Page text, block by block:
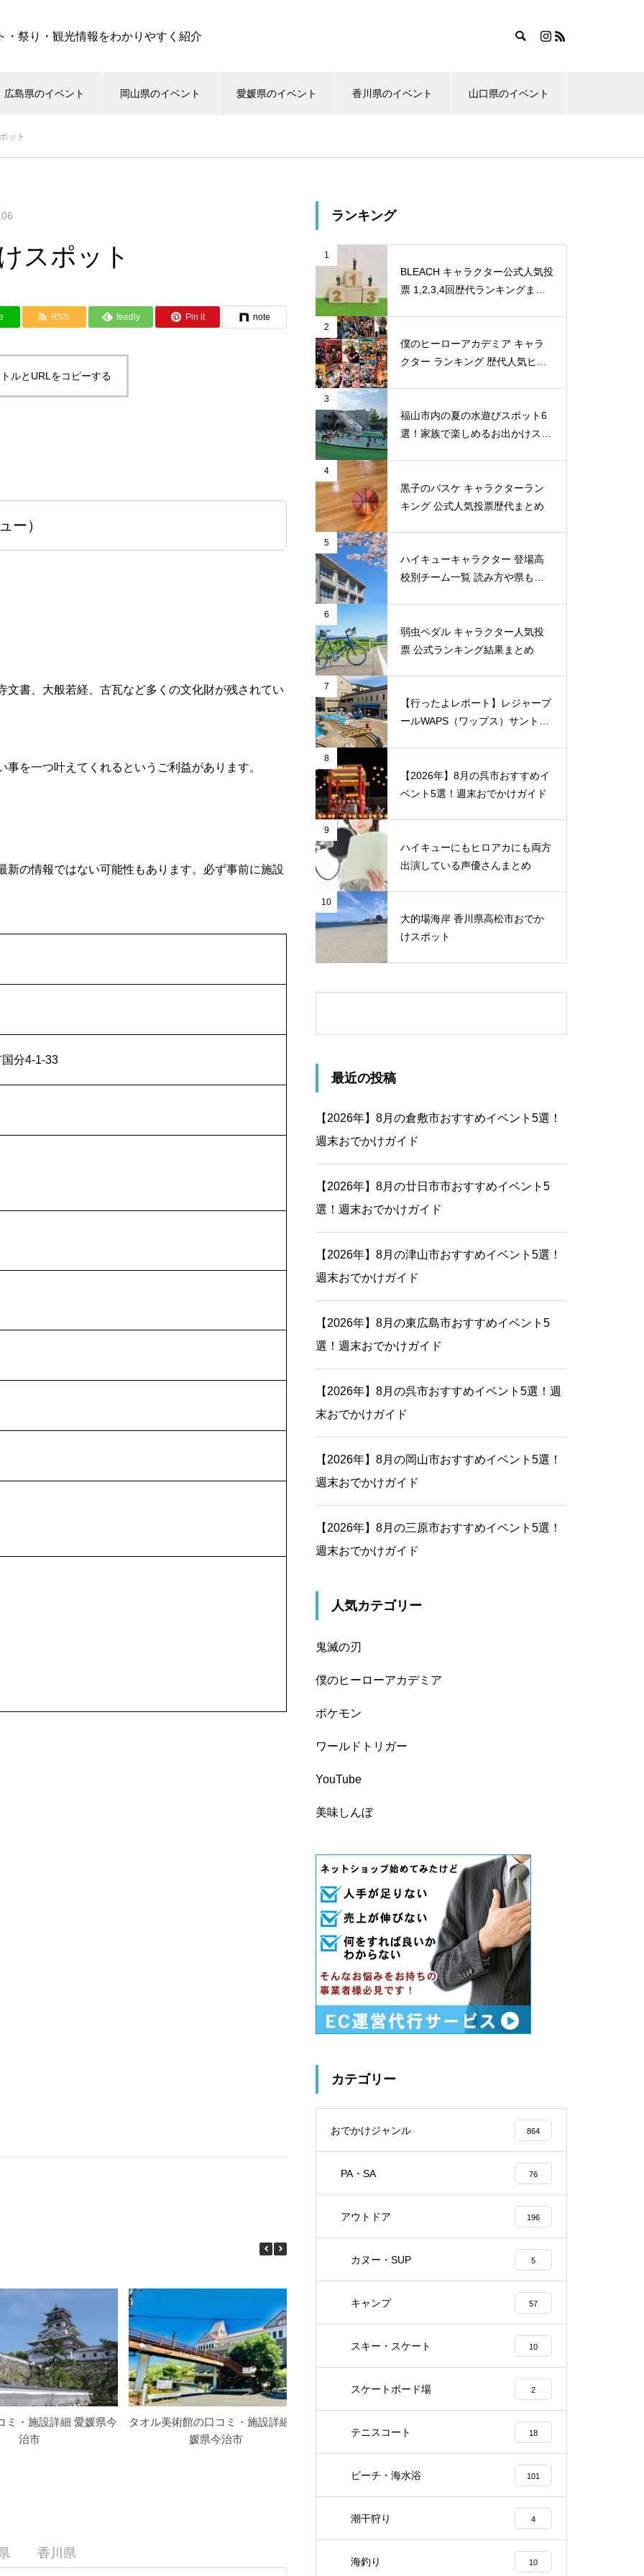
・祭り・観光情報をわかりやすく紹介
広島県のイベント 岡山県のイベント 愛媛県のイベント 香川県のイベント 山口県のイベント
ット
スポット
RSS feedly Pin it note
ルとURLをコピーする
ー）
書、大般若経、古瓦など多くの文化財が残されてい
を一つ叶えてくれるというご利益があります。
の情報ではない可能性もあります。必ず事前に施設
分4-1-33
ミ・施設詳細 愛媛県今
治市
タオル美術館の口コミ・施設詳細 愛
媛県今治市
県今治市おでかけスポット
鴨池海岸公園の口コミ・詳
媛県今治市おでかけスポ
香川県
ランキング
1
BLEACH キャラクター公式人気投
票 1,2,3,4回歴代ランキングまと
2
僕のヒーローアカデミア キャラ
クター ランキング 歴代人気ヒー
3
福山市内の夏の水遊びスポット6
選！家族で楽しめるお出かけスポ
4
黒子のバスケ キャラクターラン
キング 公式人気投票歴代まとめ
5
ハイキューキャラクター 登場高
校別チーム一覧 読み方や県もま
6
弱虫ペダル キャラクター人気投
票 公式ランキング結果まとめ
7
【行ったよレポート】レジャープ
ールWAPS（ワップス）サントピ
8
【2026年】8月の呉市おすすめイ
ベント5選！週末おでかけガイド
9
ハイキューにもヒロアカにも両方
出演している声優さんまとめ
10
大的場海岸 香川県高松市おでか
けスポット
最近の投稿
【2026年】8月の倉敷市おすすめイベント5選！
週末おでかけガイド
【2026年】8月の廿日市市おすすめイベント5
選！週末おでかけガイド
【2026年】8月の津山市おすすめイベント5選！
週末おでかけガイド
【2026年】8月の東広島市おすすめイベント5
選！週末おでかけガイド
【2026年】8月の呉市おすすめイベント5選！週
末おでかけガイド
【2026年】8月の岡山市おすすめイベント5選！
週末おでかけガイド
【2026年】8月の三原市おすすめイベント5選！
週末おでかけガイド
人気カテゴリー
鬼滅の刃
僕のヒーローアカデミア
ポケモン
ワールドトリガー
YouTube
美味しんぼ
カテゴリー
おでかけジャンル 864
PA・SA 76
アウトドア 196
カヌー・SUP 5
キャンプ 57
スキー・スケート 10
スケートボード場 2
テニスコート 18
ビーチ・海水浴 101
潮干狩り 4
海釣り 10